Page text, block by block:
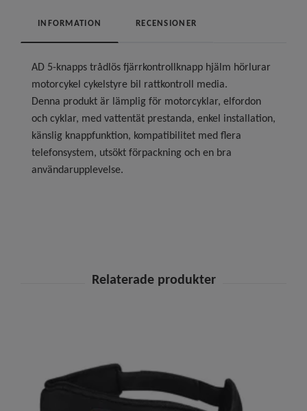
INFORMATION RECENSIONER
AD 5-knapps trådlös fjärrkontrollknapp hjälm hörlurar
motorcykel cykelstyre bil rattkontroll media.
Denna produkt är lämplig för motorcyklar, elfordon
och cyklar, med vattentät prestanda, enkel installation,
känslig knappfunktion, kompatibilitet med flera
telefonsystem, utsökt förpackning och en bra
användarupplevelse.